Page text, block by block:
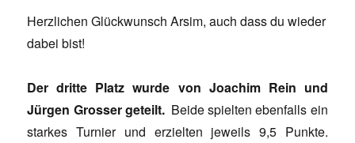
Herzlichen Glückwunsch Arsim, auch dass du wieder
dabei bist!
Der dritte Platz wurde von Joachim Rein und
Jürgen Grosser geteilt.Beide spielten ebenfalls ein
starkes Turnier und erzielten jeweils 9,5 Punkte.